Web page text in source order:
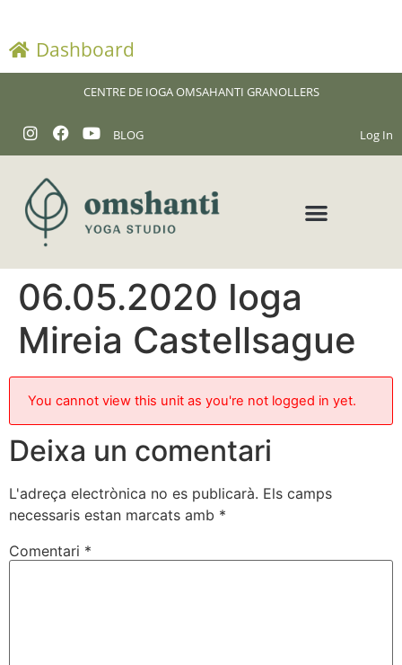
Dashboard
CENTRE DE IOGA OMSAHANTI GRANOLLERS
BLOG Log In
06.05.2020 Ioga
Mireia Castellsague
You cannot view this unit as you're not logged in yet.
Deixa un comentari
L'adreça electrònica no es publicarà. Els camps
necessaris estan marcats amb *
Comentari *